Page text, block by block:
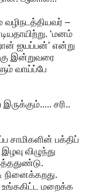
வழிநடத்தியவர் –
‘மனம்
ஐயப்பன்’ என்று
இன்றுவரை
வாய்ப்பே
சரி..
சாமிகளின் பக்திப்
விழுந்து
மறைக்க